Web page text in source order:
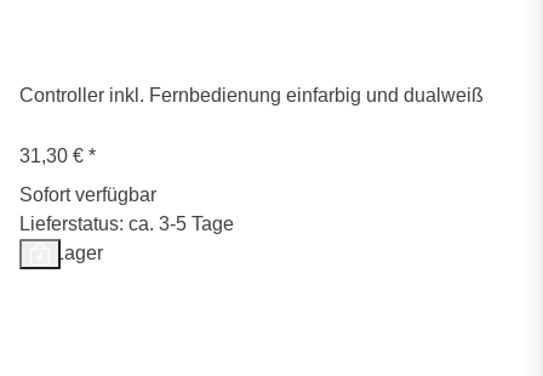
Controller inkl. Fernbedienung einfarbig und dualweiß
31,30 € *
Sofort verfügbar
Lieferstatus: ca. 3-5 Tage
Auf Lager